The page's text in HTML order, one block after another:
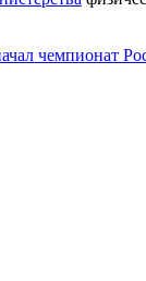
чемпионат